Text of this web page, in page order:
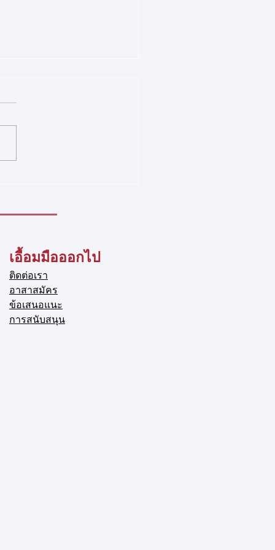
ะเทศไทย
ายชื่อนักกีฬาที่เข้าร่วมการ
เอื้อมมือออกไป
ติดต่อเรา
อาสาสมัคร
ข้อเสนอแนะ
การสนับสนุน